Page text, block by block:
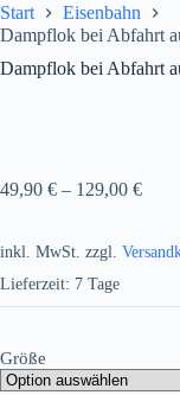
Start
Eisenbahn
Dampflok bei Abfahrt
Dampflok bei Abfahrt
49,90 € – 129,00 €
inkl. MwSt. zzgl.
Lieferzeit: 7 Tage
Größe